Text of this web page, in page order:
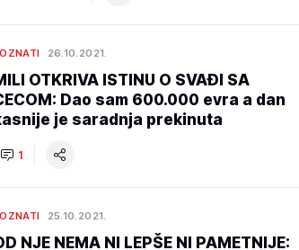
26.10.2021.
OTKRIVA ISTINU O SVAĐI SA
Dao sam 600.000 evra a dan
je saradnja prekinuta
1
25.10.2021.
NJE NEMA NI LEPŠE NI PAMETNIJE: